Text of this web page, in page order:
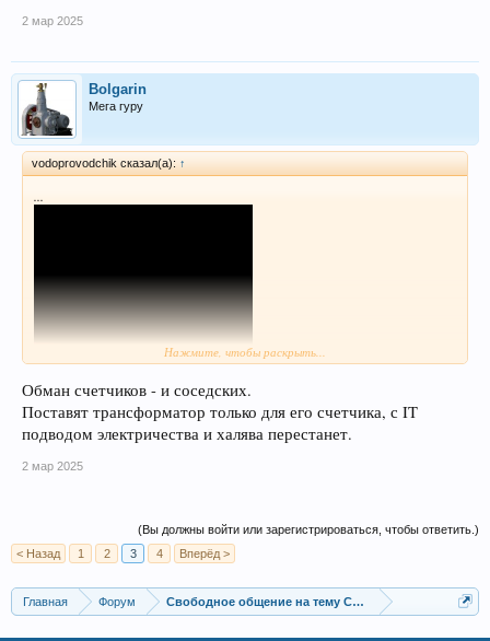
2 мар 2025
Bolgarin
Мега гуру
vodoprovodchik сказал(а): ↑
...
Нажмите, чтобы раскрыть...
Обман счетчиков - и соседских.
Поставят трансформатор только для его счетчика, с IT
подводом электричества и халява перестанет.
2 мар 2025
(Вы должны войти или зарегистрироваться, чтобы ответить.)
< Назад
1 2 3 4 Вперёд >
Главная Форум Свободное общение на тему Свободной Энергии